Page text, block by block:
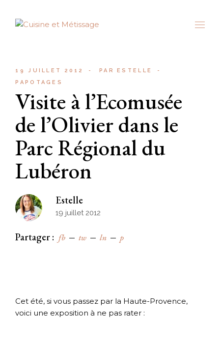
content
19 JUILLET 2012 PAR
ESTELLE
PAPOTAGES
Visite à l’Ecomusée
de l’Olivier dans le
Parc Régional du
Lubéron
Estelle
19 juillet 2012
Partager : fb tw ln p
Cet été, si vous passez par la Haute-Provence,
voici une exposition à ne pas rater :